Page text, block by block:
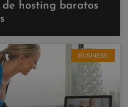
hosting baratos
BUSINESS